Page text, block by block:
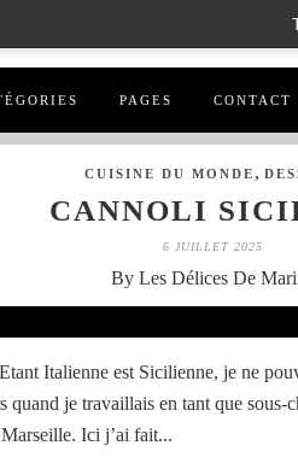
PAGES CONTACT
CUISINE DU MONDE ,
CANNOLI
6 JUILLET 2025
By Les Délices De
Italienne est Sicilienne, je ne
quand je travaillais en tant que sous-
Ici j’ai fait...